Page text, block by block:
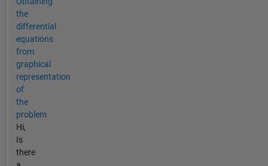
the
differential
equations
from
graphical
representation
of
the
problem
Hi,
Is
there